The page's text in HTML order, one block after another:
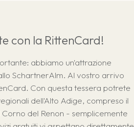
con la RittenCard!
abbiamo un'attrazione
SchartnerAlm. Al vostro arrivo
Con questa tessera potrete
dell'Alto Adige, compreso il
del Renon - semplicemente